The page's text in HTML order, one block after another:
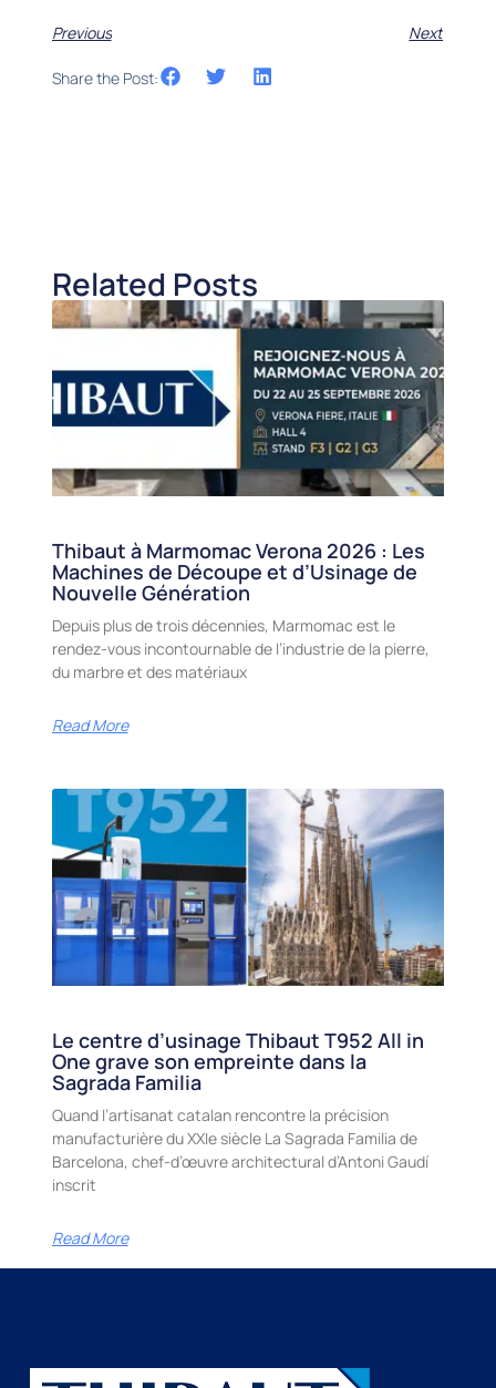
Previous Next
Share the Post:
Related Posts
Thibaut à Marmomac Verona 2026 : Les
Machines de Découpe et d’Usinage de
Nouvelle Génération
Depuis plus de trois décennies, Marmomac est le
rendez-vous incontournable de l’industrie de la pierre,
du marbre et des matériaux
Read More
Le centre d’usinage Thibaut T952 All in
One grave son empreinte dans la
Sagrada Familia
Quand l’artisanat catalan rencontre la précision
manufacturière du XXIe siècle La Sagrada Familia de
Barcelona, chef-d’œuvre architectural d’Antoni Gaudí
inscrit
Read More